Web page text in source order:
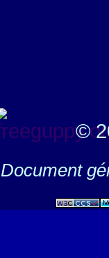
©
Document